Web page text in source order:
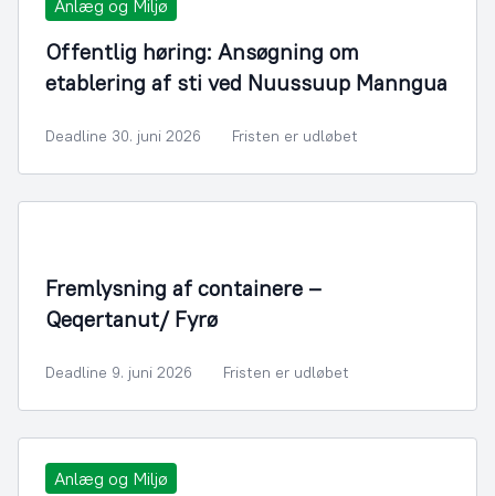
Anlæg og Miljø
Offentlig høring: Ansøgning om
etablering af sti ved Nuussuup Manngua
Deadline 30. juni 2026 Fristen er udløbet
Fremlysning af containere –
Qeqertanut/ Fyrø
Deadline 9. juni 2026 Fristen er udløbet
Anlæg og Miljø